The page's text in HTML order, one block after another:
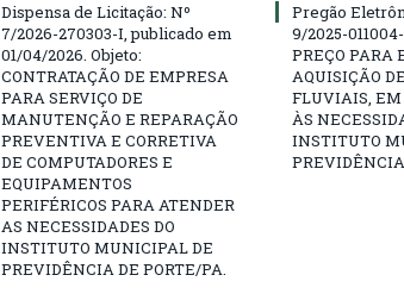
Dispensa de Licitação: Nº
7/2026-270303-I, publicado em
01/04/2026. Objeto:
CONTRATAÇÃO DE EMPRESA
PARA SERVIÇO DE
MANUTENÇÃO E REPARAÇÃO
PREVENTIVA E CORRETIVA
DE COMPUTADORES E
EQUIPAMENTOS
PERIFÉRICOS PARA ATENDER
AS NECESSIDADES DO
INSTITUTO MUNICIPAL DE
PREVIDÊNCIA DE PORTE/PA.
Pregão
9/2025-
PREÇO PARA
AQUISIÇÃO
FLUVIAIS,
ÀS
INSTITUTO